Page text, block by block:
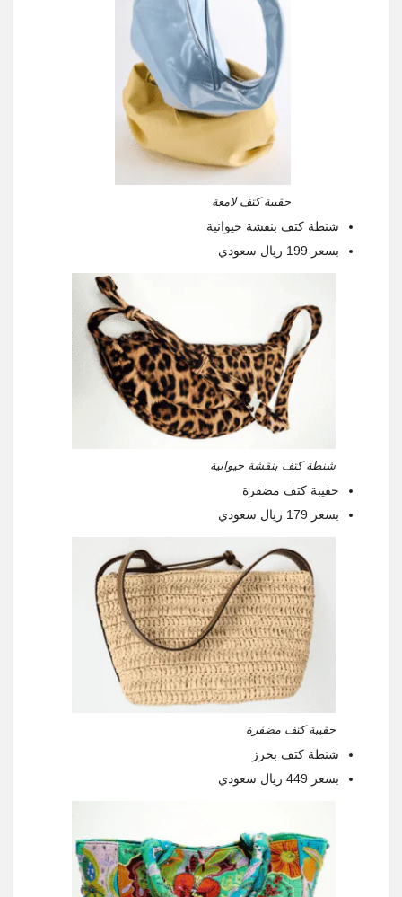
حقيبة كتف لامعة
شنطة كتف بنقشة حيوانية
بسعر 199 ريال سعودي
شنطة كتف بنقشة حيوانية
حقيبة كتف مضفرة
بسعر 179 ريال سعودي
حقيبة كتف مضفرة
شنطة كتف بخرز
بسعر 449 ريال سعودي